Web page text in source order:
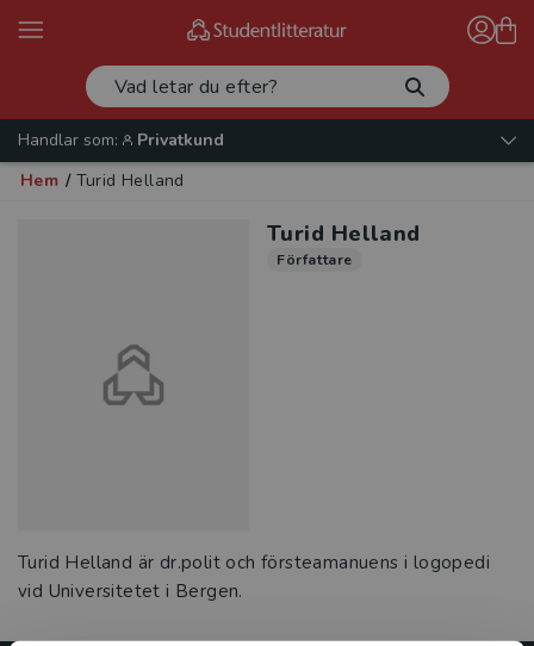
Handlar som:
Privatkund
Hem / Turid Helland
Turid Helland
Författare
Turid Helland är dr.polit och försteamanuens i logopedi
vid Universitetet i Bergen.